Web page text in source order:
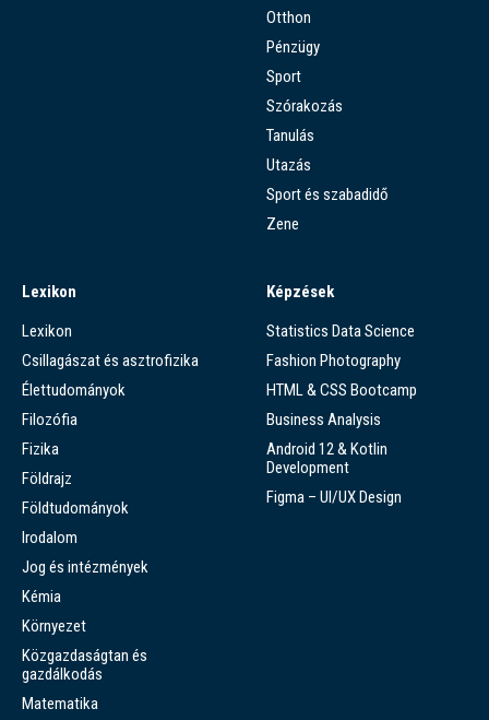
Otthon
Pénzügy
Sport
Szórakozás
Tanulás
Utazás
Sport és szabadidő
Zene
Lexikon
Lexikon
Csillagászat és asztrofizika
Élettudományok
Filozófia
Fizika
Földrajz
Földtudományok
Irodalom
Jog és intézmények
Kémia
Környezet
Közgazdaságtan és
gazdálkodás
Matematika
Képzések
Statistics Data Science
Fashion Photography
HTML & CSS Bootcamp
Business Analysis
Android 12 & Kotlin
Development
Figma – UI/UX Design